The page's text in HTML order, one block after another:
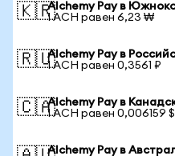
🇰🇷Alchemy Pay в
1 ACH равен 6,23 ₩
🇷🇺Alchemy Pay в
1 ACH равен 0,3561 ₽
🇨🇦Alchemy Pay в
1 ACH равен 0,006159 $
Alchemy Pay в